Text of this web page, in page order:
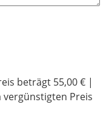
beträgt 55,00 € |
vergünstigten Preis